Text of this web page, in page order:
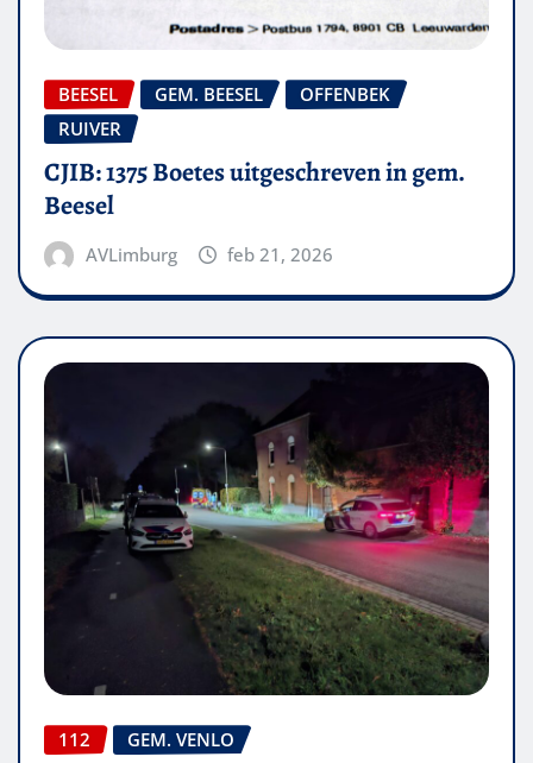
BEESEL GEM. BEESEL
OFFENBEK
RUIVER
CJIB: 1375 Boetes uitgeschreven in gem.
Beesel
AVLimburg feb 21, 2026
112 GEM. VENLO